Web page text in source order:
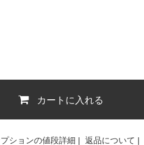
カートに入れる
ションの値段詳細 | 返品について |